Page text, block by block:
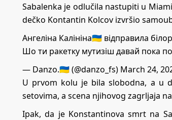
Sabalenka je odlučila nastupiti u
dečko Kontantin Kolcov izvršio
Ангеліна Калініна🇺🇦 відправила
Шо ти ракетку мутизіш давай пока
— Danzo.🇺🇦 (@danzo_fs) March 24,
U prvom kolu je bila slobodna, a u
setovima, a scena njihovog zagrljaja
Ipak, da je Konstantinova smrt na